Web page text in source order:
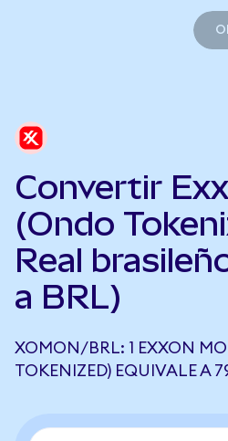
Convertir
(Ondo
Real
a BRL)
XOMON/BRL: 1 EXXON
TOKENIZED) EQUIVALE A